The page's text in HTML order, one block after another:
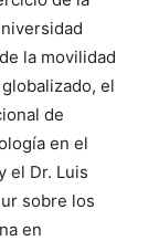
la movilidad
el
de
en el
el Dr. Luis
sobre los
en